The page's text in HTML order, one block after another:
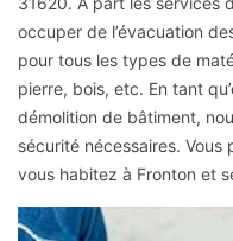
occuper de l’évacuation
pour tous les types de
pierre, bois, etc. En tant
démolition de bâtiment,
sécurité nécessaires.
vous habitez à Fronton et